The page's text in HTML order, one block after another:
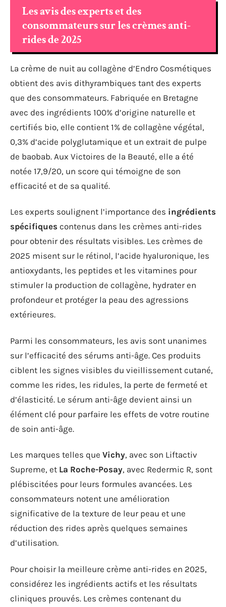
Les avis des experts et des
consommateurs sur les crèmes anti-
rides de 2025
La crème de nuit au collagène d’Endro Cosmétiques
obtient des avis dithyrambiques tant des experts
que des consommateurs. Fabriquée en Bretagne
avec des ingrédients 100% d’origine naturelle et
certifiés bio, elle contient 1% de collagène végétal,
0,3% d’acide polyglutamique et un extrait de pulpe
de baobab. Aux Victoires de la Beauté, elle a été
notée 17,9/20, un score qui témoigne de son
efficacité et de sa qualité.
Les experts soulignent l’importance des ingrédients
spécifiques contenus dans les crèmes anti-rides
pour obtenir des résultats visibles. Les crèmes de
2025 misent sur le rétinol, l’acide hyaluronique, les
antioxydants, les peptides et les vitamines pour
stimuler la production de collagène, hydrater en
profondeur et protéger la peau des agressions
extérieures.
Parmi les consommateurs, les avis sont unanimes
sur l’efficacité des sérums anti-âge. Ces produits
ciblent les signes visibles du vieillissement cutané,
comme les rides, les ridules, la perte de fermeté et
d’élasticité. Le sérum anti-âge devient ainsi un
élément clé pour parfaire les effets de votre routine
de soin anti-âge.
Les marques telles que Vichy, avec son Liftactiv
Supreme, et La Roche-Posay, avec Redermic R, sont
plébiscitées pour leurs formules avancées. Les
consommateurs notent une amélioration
significative de la texture de leur peau et une
réduction des rides après quelques semaines
d’utilisation.
Pour choisir la meilleure crème anti-rides en 2025,
considérez les ingrédients actifs et les résultats
cliniques prouvés. Les crèmes contenant du